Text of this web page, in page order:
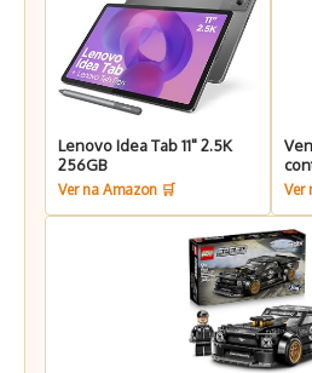
Lenovo Idea Tab 11" 2.5K
256GB
Ver na Amazon 🛒 Ver